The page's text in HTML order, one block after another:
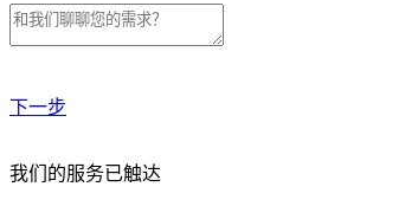
下一步
贵公司预算范围是？
我们的服务已触达